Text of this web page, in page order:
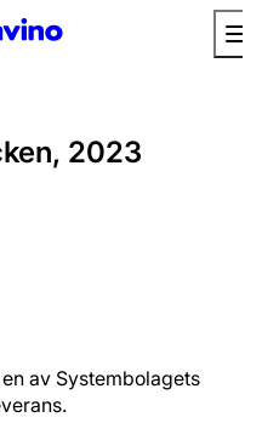
2023
av Systembolagets